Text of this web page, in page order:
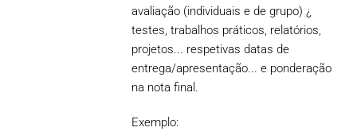
avaliação (individuais e de grupo) ¿
testes, trabalhos práticos, relatórios,
projetos... respetivas datas de
entrega/apresentação... e ponderação
na nota final.
Exemplo: